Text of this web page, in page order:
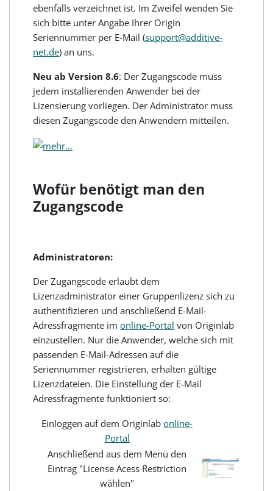
ebenfalls verzeichnet ist. Im Zweifel wenden Sie
sich bitte unter Angabe Ihrer Origin
Seriennummer per E-Mail (support@additive-
net.de) an uns.
Neu ab Version 8.6: Der Zugangscode muss
jedem installierenden Anwender bei der
Lizensierung vorliegen. Der Administrator muss
diesen Zugangscode den Anwendern mitteilen.
Wofür benötigt man den
Zugangscode
Administratoren:
Der Zugangscode erlaubt dem
Lizenzadministrator einer Gruppenlizenz sich zu
authentifizieren und anschließend E-Mail-
Adressfragmente imonline-Portal von Originlab
einzustellen. Nur die Anwender, welche sich mit
passenden E-Mail-Adressen auf die
Seriennummer registrieren, erhalten gültige
Lizenzdateien. Die Einstellung der E-Mail
Adressfragmente funktioniert so:
Einloggen auf dem Originlabonline-
Portal
Anschließend aus dem Menü den
Eintrag "License Acess Restriction
wählen"